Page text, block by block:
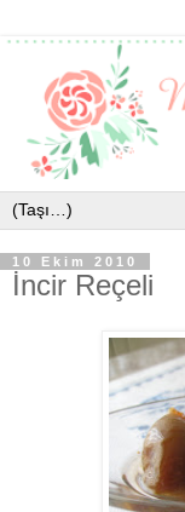
10 Ekim 2010
İncir Reçeli